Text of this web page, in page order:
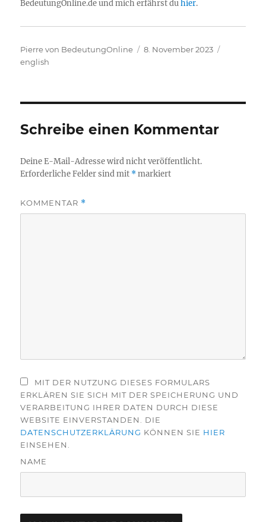
BedeutungOnline.de und mich erfährst duhier.
Autor
Pierre von BedeutungOnline
Veröffentlicht
8. November 2023
english
Schreibe einen Kommentar
Deine E-Mail-Adresse wird nicht veröffentlicht.
Erforderliche Felder sind mit *markiert
KOMMENTAR *
MIT DER NUTZUNG DIESES FORMULARS
ERKLÄREN SIE SICH MIT DER SPEICHERUNG UND
VERARBEITUNG IHRER DATEN DURCH DIESE
WEBSITE EINVERSTANDEN. DIE
DATENSCHUTZERKLÄRUNG KÖNNEN SIE HIER
EINSEHEN.
NAME